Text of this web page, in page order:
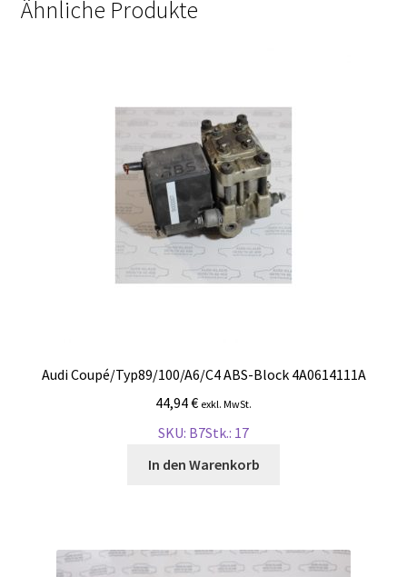
Ähnliche Produkte
Audi Coupé/Typ89/100/A6/C4 ABS-Block 4A0614111A
44,94€ exkl. MwSt.
SKU: B7Stk.: 17
In den Warenkorb